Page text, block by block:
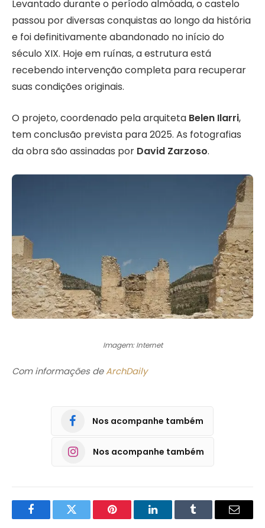
Levantado durante o período almóada, o castelo
passou por diversas conquistas ao longo da história
e foi definitivamente abandonado no início do
século XIX. Hoje em ruínas, a estrutura está
recebendo intervenção completa para recuperar
suas condições originais.
O projeto, coordenado pela arquiteta Belen Ilarri,
tem conclusão prevista para 2025. As fotografias
da obra são assinadas por David Zarzoso.
Imagem: Internet
Com informações deArchDaily
Nos acompanhe também
Nos acompanhe também
FacebookTwitter Pinterest LinkedInTumblr Email